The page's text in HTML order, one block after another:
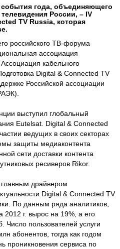
года, объединяющего
России, – IV
TV Russia, которая
российского ТВ-форума
ассоциация
кабельного
Digital & Connected TV
Российской ассоциации
выступил глобальный
Eutelsat. Digital & Connected
ведущих в своих секторах
защиты медиаконтента
сети доставки контента
ресиверов Rikor.
драйвером
Digital & Connected TV
По данным ряда аналитиков,
2012 г. вырос на 19%, а его
пользователей услуги
абонентов, тогда как годом
проникновения сервиса по